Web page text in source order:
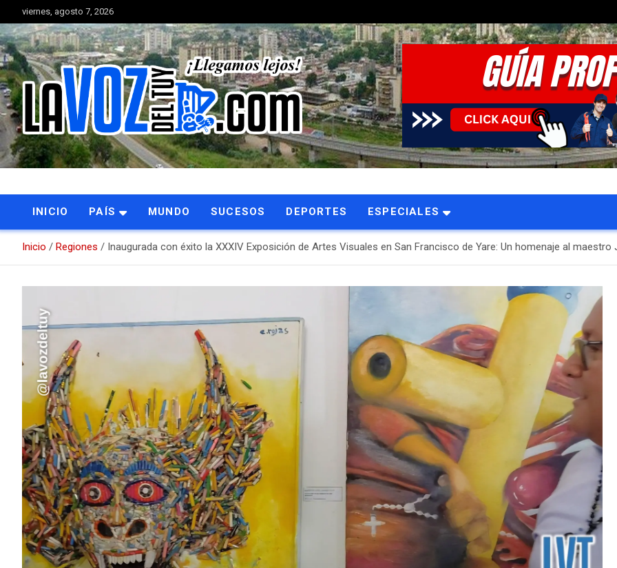
al
contenido
viernes, agosto 7, 2026
La Voz del Tuy
Portal de noticias
INICIO PAÍS MUNDO SUCESOS DEPORTES ESPECIALES
Inicio Regiones Inaugurada con éxito la XXXIV Exposición de Artes Visuales en San Francisco de Yare: Un homenaje al maestro